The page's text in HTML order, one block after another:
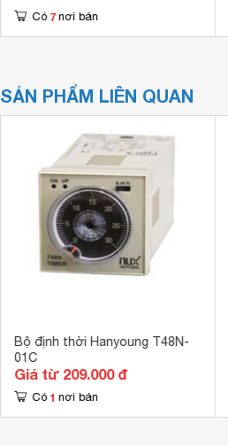
Có 7 nơi bán
SẢN PHẨM LIÊN QUAN
Bộ định thời Hanyoung T48N-
01C
Giá từ 209.000 đ
Có 1 nơi bán